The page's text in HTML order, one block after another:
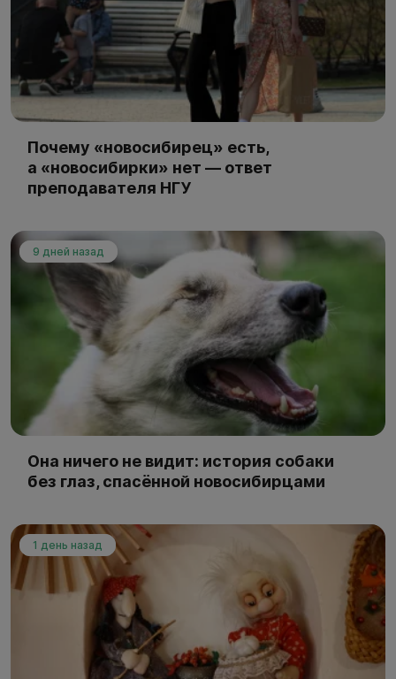
Почему «новосибирец» есть,
а «новосибирки» нет — ответ
преподавателя НГУ
9 дней назад
Она ничего не видит: история собаки
без глаз, спасённой новосибирцами
1 день назад